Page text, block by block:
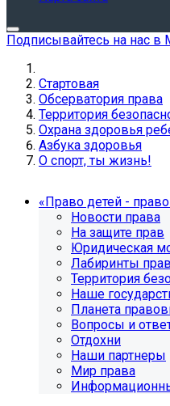
Подписывайтесь на нас
Стартовая
Обсерватория права
Территория
Охрана здоровья
Азбука здоровья
О спорт, ты жизнь!
«Право детей -
Новости права
На защите прав
Юридическая
Лабиринты
Территория
Наше
Планета
Вопросы и
Отдохни
Наши партнеры
Мир права